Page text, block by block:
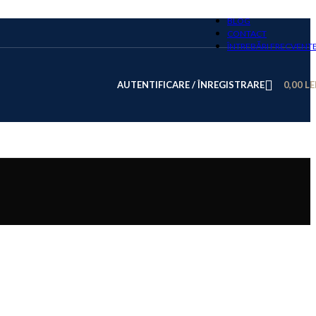
BLOG
CONTACT
ÎNTREBĂRI
AUTENTIFICARE / ÎNREGISTRARE 0,00